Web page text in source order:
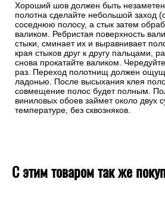
Хороший шов должен быть
полотна сделайте небольшой заход
соседнюю полосу, а стык затем
валиком. Ребристая поверхность
стыки, сминает их и выравнивает
края стыков друг к другу пальцами,
снова прокатайте валиком.
раз. Переход полотнищ должен
ладонью. После высыхания клея
совмещение полос будет полным.
виниловых обоев займет около двух
температуре, без сквозняков.
С этим товаром так же